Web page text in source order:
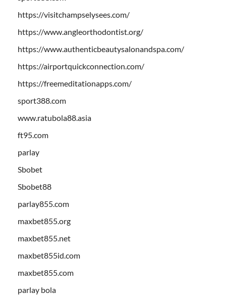
https://visitchampselysees.com/
https://www.angleorthodontist.org/
https://www.authenticbeautysalonandspa.com/
https://airportquickconnection.com/
https://freemeditationapps.com/
sport388.com
www.ratubola88.asia
ft95.com
parlay
Sbobet
Sbobet88
parlay855.com
maxbet855.org
maxbet855.net
maxbet855id.com
maxbet855.com
parlay bola